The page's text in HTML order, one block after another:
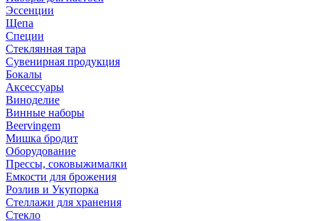
Эссенции
Щепа
Специи
Стеклянная тара
Сувенирная продукция
Бокалы
Аксессуары
Виноделие
Винные наборы
Beervingem
Мишка бродит
Оборудование
Прессы, соковыжималки
Емкости для брожения
Розлив и Укупорка
Стеллажи для хранения
Стекло